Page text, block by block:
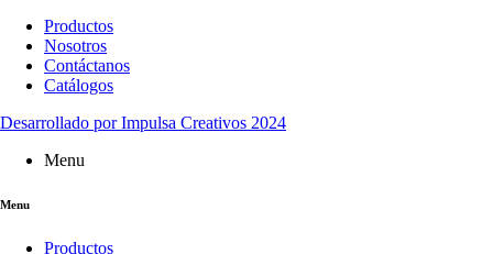
Productos
Nosotros
Contáctanos
Catálogos
Desarrollado por Impulsa Creativos 2024
Menu
Menu
Productos